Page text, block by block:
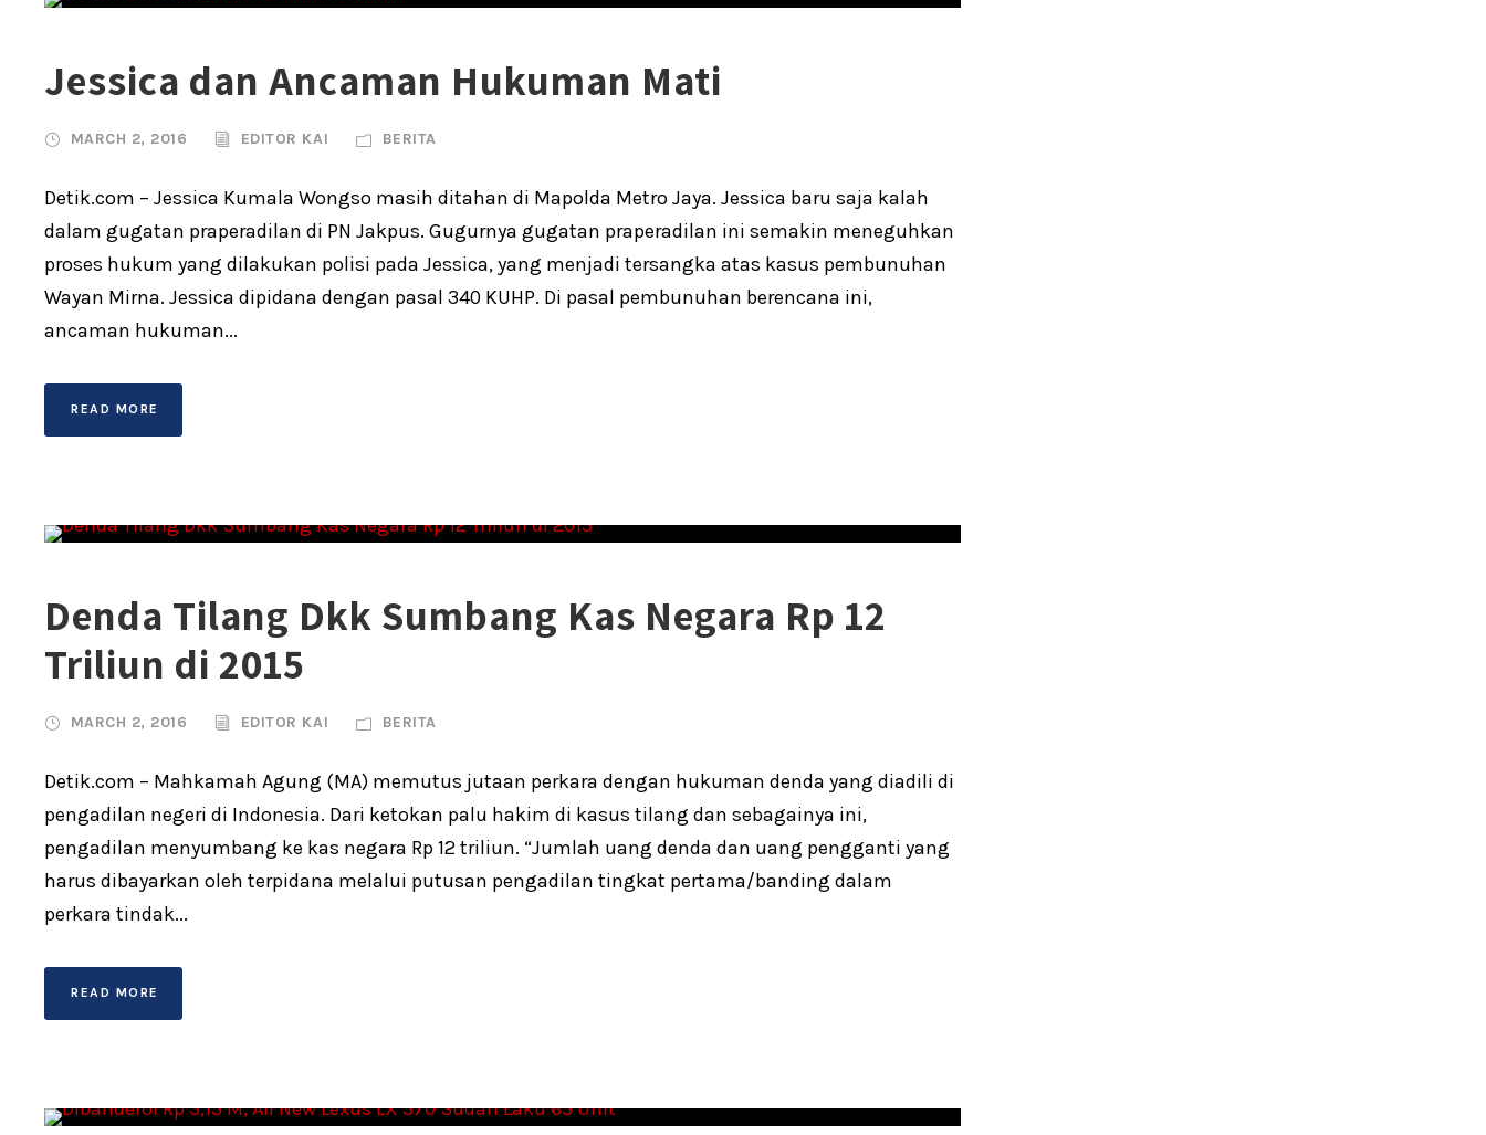
Jessica dan Ancaman Hukuman Mati
MARCH 2, 2016 EDITOR KAI BERITA
Detik.com – Jessica Kumala Wongso masih ditahan di Mapolda Metro Jaya. Jessica baru saja kalah
dalam gugatan praperadilan di PN Jakpus. Gugurnya gugatan praperadilan ini semakin meneguhkan
proses hukum yang dilakukan polisi pada Jessica, yang menjadi tersangka atas kasus pembunuhan
Wayan Mirna. Jessica dipidana dengan pasal 340 KUHP. Di pasal pembunuhan berencana ini,
ancaman hukuman...
READ MORE
Denda Tilang Dkk Sumbang Kas Negara Rp 12
Triliun di 2015
MARCH 2, 2016 EDITOR KAI BERITA
Detik.com – Mahkamah Agung (MA) memutus jutaan perkara dengan hukuman denda yang diadili di
pengadilan negeri di Indonesia. Dari ketokan palu hakim di kasus tilang dan sebagainya ini,
pengadilan menyumbang ke kas negara Rp 12 triliun. “Jumlah uang denda dan uang pengganti yang
harus dibayarkan oleh terpidana melalui putusan pengadilan tingkat pertama/banding dalam
perkara tindak...
READ MORE